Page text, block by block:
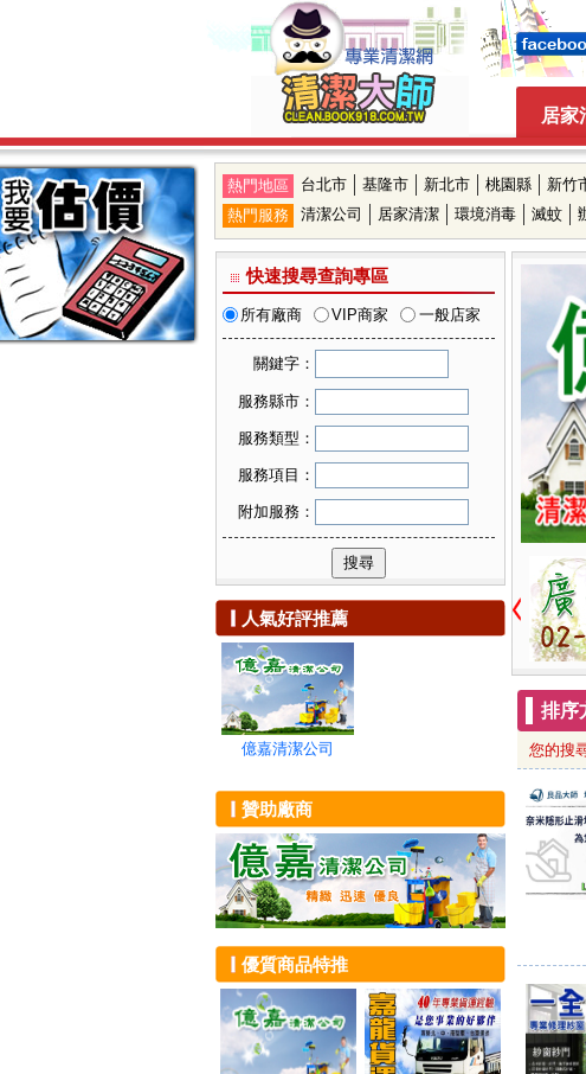
居家
熱門地區 台北市 基隆市 新北市 桃園縣 新竹
熱門服務
清潔公司 居家清潔 環境消毒 滅蚊
快速搜尋查詢專區
所有廠商 VIP商家 一般店家
關鍵字：
服務縣市：
可複選縣市
台北市
新北市
桃園縣
新竹市
新竹縣
苗栗縣
高雄市
宜蘭縣
花蓮縣
台東縣
澎湖縣
金門縣
服務類型：
可複選服務類型
居家清潔
除蟲消毒
社區清潔
清洗通管
清潔器材租賃
服務項目：
可複選服務項目
廚房清潔
浴室清潔
陽台打掃
地毯清洗
屋頂清洗
油漆工程
辦公家具清潔
泳池清洗
辦公室清潔
外牆清洗
化糞池投藥
殺菌消毒
除跳蚤
滅蟑
附加服務：
可複選附加服務
貨運、回頭車
家電維修
油漆粉刷
廢棄物清運
人氣好評推薦
億嘉清潔公司
贊助廠商
優質商品特推
排序
您的搜